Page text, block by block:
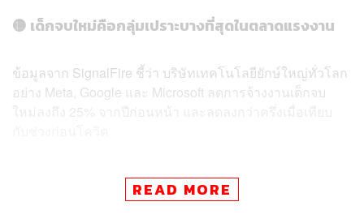
🟡 เด็กจบใหม่คือกลุ่มเปราะบางที่สุดในตลาดแรงงาน
ข้อมูลจาก SignalFire ชี้ว่า บริษัทเทคโนโลยียักษ์ใหญ่ทั่วโลก
อย่าง Meta, Google และ Microsoft ลดการจ้างงานเด็กจบ
ใหม่ลงถึง 25% จากปีก่อนหน้า และลดลงกว่าครึ่งเมื่อเทียบ
ถึง 6.6% สูงสุดในรอบ 4 ปี ส่วนในเกาหลีใต้ กลุ่มคนทำงาน
READ MORE